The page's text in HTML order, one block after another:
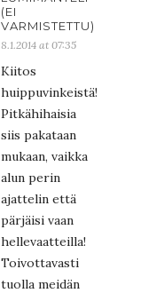
(EI
VARMISTETTU)
8.1.2014 at 07:35
Kiitos
huippuvinkeistä!
Pitkähihaisia
siis pakataan
mukaan, vaikka
alun perin
ajattelin että
pärjäisi vaan
hellevaatteilla!
Toivottavasti
tuolla meidän